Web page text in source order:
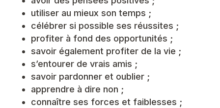
utiliser au mieux son temps ;
célébrer si possible ses réussites ;
profiter à fond des opportunités ;
savoir également profiter de la vie ;
s’entourer de vrais amis ;
savoir pardonner et oublier ;
apprendre à dire non ;
connaître ses forces et faiblesses ;